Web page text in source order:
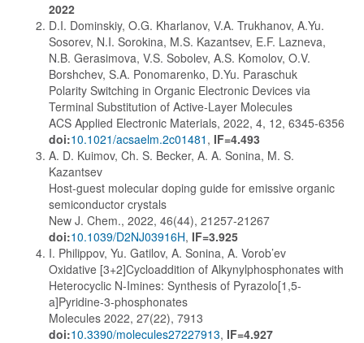
2022
D.I. Dominskiy, O.G. Kharlanov, V.A. Trukhanov, A.Yu.
Sosorev, N.I. Sorokina, M.S. Kazantsev, E.F. Lazneva,
N.B. Gerasimova, V.S. Sobolev, A.S. Komolov, O.V.
Borshchev, S.A. Ponomarenko, D.Yu. Paraschuk
Polarity Switching in Organic Electronic Devices via
Terminal Substitution of Active-Layer Molecules
ACS Applied Electronic Materials, 2022, 4, 12, 6345-6356
doi:10.1021/acsaelm.2c01481 , IF=4.493
A. D. Kuimov, Ch. S. Becker, A. A. Sonina, M. S.
Kazantsev
Host-guest molecular doping guide for emissive organic
semiconductor crystals
New J. Chem., 2022, 46(44), 21257-21267
doi:10.1039/D2NJ03916H, IF=3.925
I. Philippov, Yu. Gatilov, A. Sonina, A. Vorob’ev
Oxidative [3+2]Cycloaddition of Alkynylphosphonates with
Heterocyclic N-Imines: Synthesis of Pyrazolo[1,5-
a]Pyridine-3-phosphonates
Molecules 2022, 27(22), 7913
doi:10.3390/molecules27227913, IF=4.927